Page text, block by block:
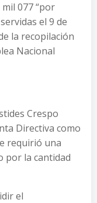
077 “por
el 9 de
la recopilación
Nacional
Crespo
Directiva como
requirió una
por la cantidad
el